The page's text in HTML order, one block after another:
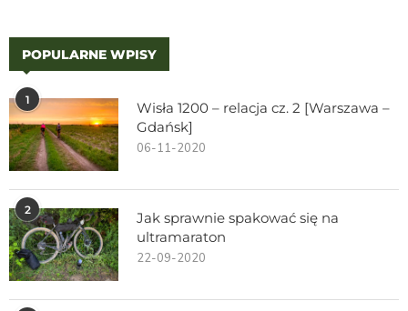
POPULARNE WPISY
1
Wisła 1200 – relacja cz. 2 [Warszawa –
Gdańsk]
06-11-2020
2
Jak sprawnie spakować się na
ultramaraton
22-09-2020